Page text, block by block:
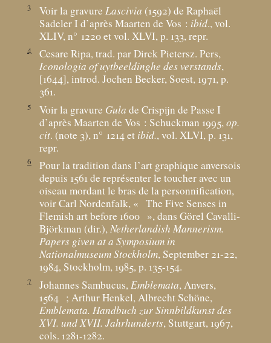
3 Voir la gravure Lascivia (1592) de Raphaël
Sadeler I d’après Maarten de Vos : ibid., vol.
XLIV, n° 1220 et vol. XLVI, p. 133, repr.
4
Cesare Ripa, trad. par Dirck Pietersz. Pers,
Iconologia of uytbeeldinghe des verstands,
[1644], introd. Jochen Becker, Soest, 1971, p.
361.
5 Voir la gravure Gula de Crispijn de Passe I
d’après Maarten de Vos : Schuckman 1995,op.
cit. (note 3), n° 1214 et ibid., vol. XLVI, p. 131,
repr.
6
Pour la tradition dans l’art graphique anversois
depuis 1561 de représenter le toucher avec un
oiseau mordant le bras de la personnification,
voir Carl Nordenfalk, « The Five Senses in
Flemish art before 1600 », dans Görel Cavalli-
Björkman (dir.),Netherlandish Mannerism.
Papers given at a Symposium in
Nationalmuseum Stockholm, September 21-22,
1984, Stockholm, 1985, p. 135-154.
7 Johannes Sambucus,Emblemata, Anvers,
1564 ; Arthur Henkel, Albrecht Schöne,
Emblemata. Handbuch zur Sinnbildkunst des
XVI. und XVII. Jahrhunderts, Stuttgart, 1967,
cols. 1281-1282.